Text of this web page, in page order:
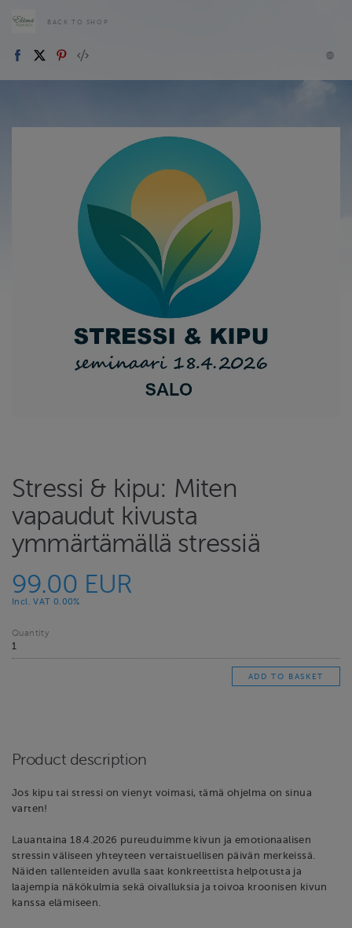
BACK TO SHOP
Stressi & kipu: Miten
vapaudut kivusta
ymmärtämällä stressiä
99.00 EUR
Incl. VAT 0.00%
Quantity
Product description
Jos kipu tai stressi on vienyt voimasi, tämä ohjelma on sinua
varten!
Lauantaina 18.4.2026 pureuduimme kivun ja emotionaalisen
stressin väliseen yhteyteen vertaistuellisen päivän merkeissä.
Näiden tallenteiden avulla saat konkreettista helpotusta ja
laajempia näkökulmia sekä oivalluksia ja toivoa kroonisen kivun
kanssa elämiseen.